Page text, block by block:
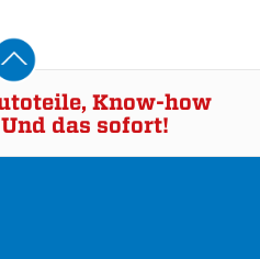
Know-how
das sofort!